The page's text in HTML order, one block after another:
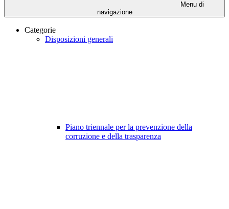
Menu di
navigazione
Categorie
Disposizioni generali
Piano triennale per la prevenzione della
corruzione e della trasparenza